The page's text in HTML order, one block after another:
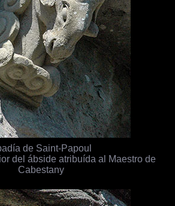
de Saint-Papoul
del ábside atribuída al Maestro de
Cabestany